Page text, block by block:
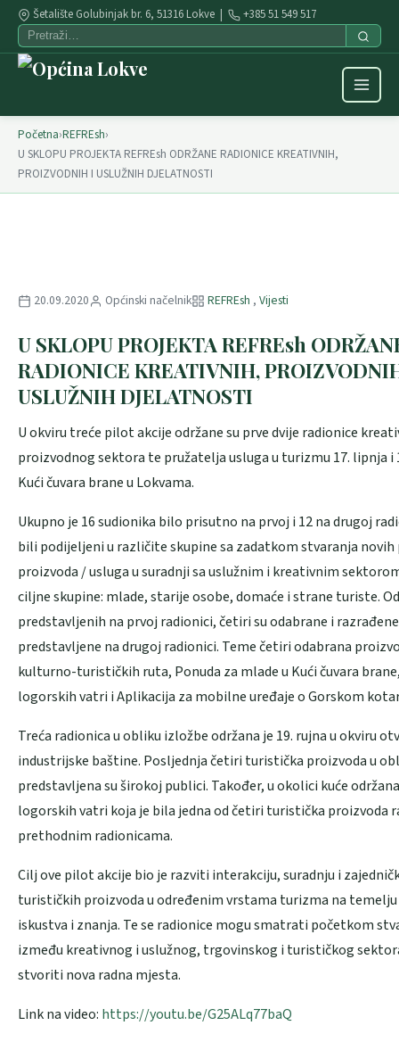
Šetalište Golubinjak br. 6, 51316 Lokve | +385 51 549 517
Početna›REFREsh›
U SKLOPU PROJEKTA REFREsh ODRŽANE RADIONICE KREATIVNIH,
PROIZVODNIH I USLUŽNIH DJELATNOSTI
20.09.2020 Općinski načelnik REFREsh , Vijesti
U SKLOPU PROJEKTA REFREsh
RADIONICE KREATIVNIH,
USLUŽNIH DJELATNOSTI
U okviru treće pilot akcije održane su prve dvije radionice
proizvodnog sektora te pružatelja usluga u turizmu 17. lipnja i
Kući čuvara brane u Lokvama.
Ukupno je 16 sudionika bilo prisutno na prvoj i 12 na drugoj
bili podijeljeni u različite skupine sa zadatkom stvaranja
proizvoda / usluga u suradnji sa uslužnim i kreativnim
ciljne skupine: mlade, starije osobe, domaće i strane turiste.
predstavljenih na prvoj radionici, četiri su odabrane i
predstavljene na drugoj radionici. Teme četiri odabrana
kulturno-turističkih ruta, Ponuda za mlade u Kući čuvara
logorskih vatri i Aplikacija za mobilne uređaje o Gorskom
Treća radionica u obliku izložbe održana je 19. rujna u okviru
industrijske baštine. Posljednja četiri turistička proizvoda u
predstavljena su širokoj publici. Također, u okolici kuće
logorskih vatri koja je bila jedna od četiri turistička proizvoda
prethodnim radionicama.
Cilj ove pilot akcije bio je razviti interakciju, suradnju i
turističkih proizvoda u određenim vrstama turizma na
iskustva i znanja. Te se radionice mogu smatrati početkom
između kreativnog i uslužnog, trgovinskog i turističkog
stvoriti nova radna mjesta.
Link na video: https://youtu.be/G25ALq77baQ